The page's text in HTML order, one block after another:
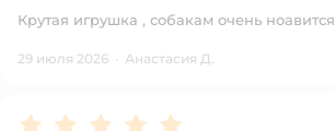
Крутая игрушка , собакам очень ноавится
29 июля 2026 · Анастасия Д.
Рейтинг:5